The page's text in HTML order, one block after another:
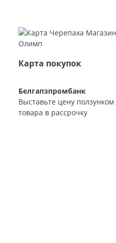
Карта покупок
Белгапзпромбанк
Выставьте цену
товара в рассрочку